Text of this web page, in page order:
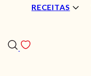
RECEITAS